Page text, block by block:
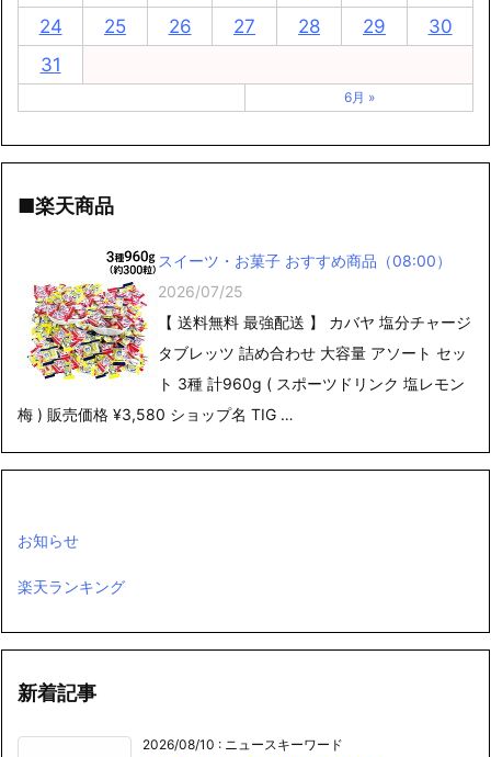
24
25 26 27 28 29
30
31
6月 »
■楽天商品
スイーツ・お菓子 おすすめ商品（08:00）
2026/07/25
【 送料無料 最強配送 】 カバヤ 塩分チャージ
タブレッツ 詰め合わせ 大容量 アソート セッ
ト 3種 計960g ( スポーツドリンク 塩レモン
梅 ) 販売価格 ¥3,580 ショップ名 TIG …
お知らせ
楽天ランキング
新着記事
2026/08/10 : ニュースキーワード